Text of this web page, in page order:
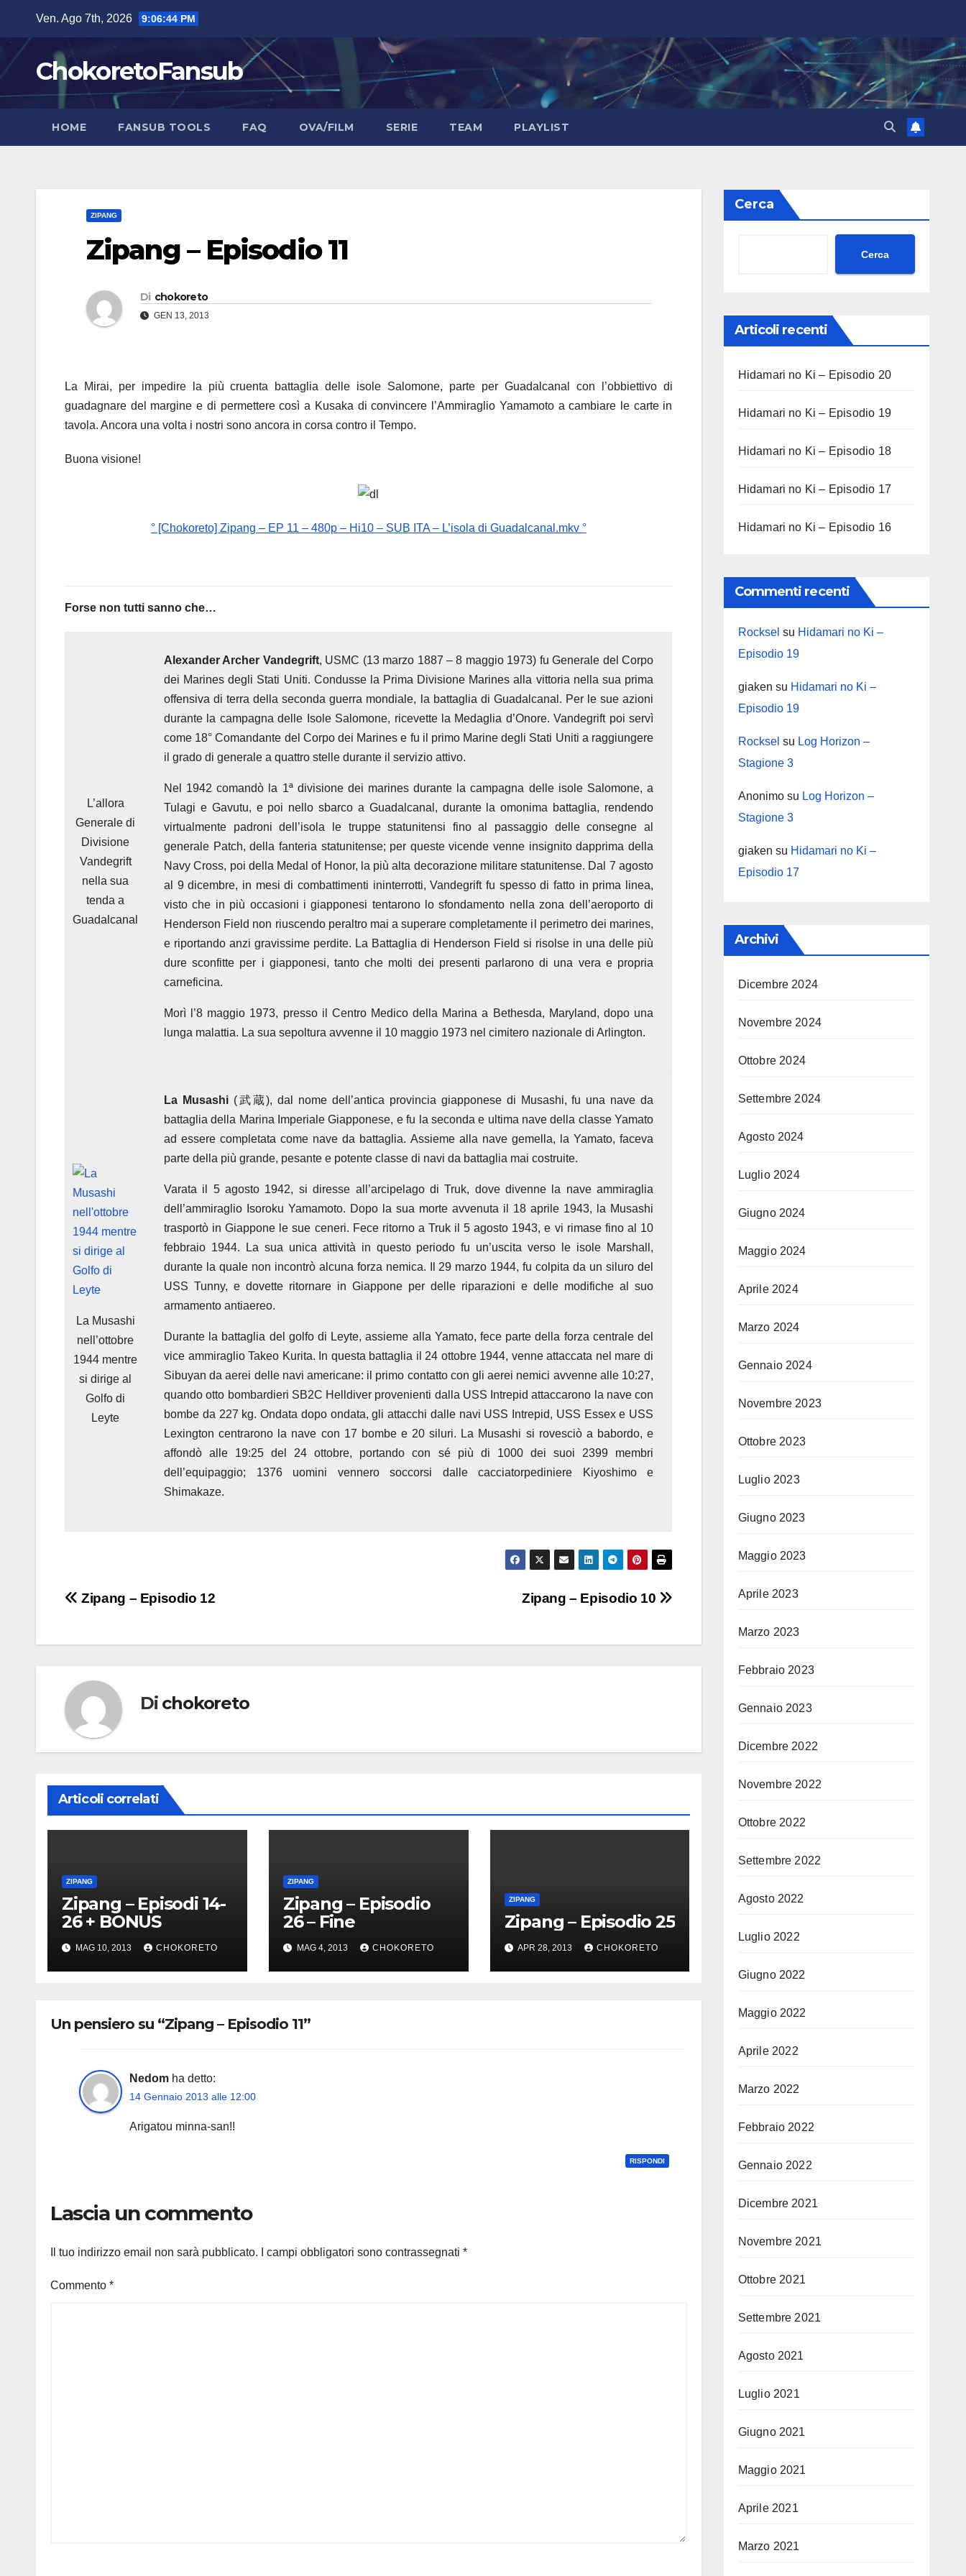
contenuto
Ven. Ago 7th, 2026 9:06:44 PM
ChokoretoFansub
HOME FANSUB TOOLS FAQ OVA/FILM SERIE TEAM PLAYLIST
ZIPANG
Zipang – Episodio 11
Di chokoreto
GEN 13, 2013
La Mirai, per impedire la più cruenta battaglia delle isole Salomone, parte per Guadalcanal con l’obbiettivo di
guadagnare del margine e di permettere così a Kusaka di convincere l’Ammiraglio Yamamoto a cambiare le carte in
tavola. Ancora una volta i nostri sono ancora in corsa contro il Tempo.
Buona visione!
° [Chokoreto] Zipang – EP 11 – 480p – Hi10 – SUB ITA – L’isola di Guadalcanal.mkv °
Forse non tutti sanno che…
L’allora
Generale di
Divisione
Vandegrift
nella sua
tenda a
Guadalcanal
Alexander Archer Vandegrift, USMC (13 marzo 1887 – 8 maggio 1973) fu Generale del Corpo
dei Marines degli Stati Uniti. Condusse la Prima Divisione Marines alla vittoria nella sua prima
offensiva di terra della seconda guerra mondiale, la battaglia di Guadalcanal. Per le sue azioni
durante la campagna delle Isole Salomone, ricevette la Medaglia d’Onore. Vandegrift poi servì
come 18° Comandante del Corpo dei Marines e fu il primo Marine degli Stati Uniti a raggiungere
il grado di generale a quattro stelle durante il servizio attivo.
Nel 1942 comandò la 1ª divisione dei marines durante la campagna delle isole Salomone, a
Tulagi e Gavutu, e poi nello sbarco a Guadalcanal, durante la omonima battaglia, rendendo
virtualmente padroni dell’isola le truppe statunitensi fino al passaggio delle consegne al
generale Patch, della fanteria statunitense; per queste vicende venne insignito dapprima della
Navy Cross, poi della Medal of Honor, la più alta decorazione militare statunitense. Dal 7 agosto
al 9 dicembre, in mesi di combattimenti ininterrotti, Vandegrift fu spesso di fatto in prima linea,
visto che in più occasioni i giapponesi tentarono lo sfondamento nella zona dell’aeroporto di
Henderson Field non riuscendo peraltro mai a superare completamente il perimetro dei marines,
e riportando anzi gravissime perdite. La Battaglia di Henderson Field si risolse in una delle più
dure sconfitte per i giapponesi, tanto che molti dei presenti parlarono di una vera e propria
carneficina.
Morì l’8 maggio 1973, presso il Centro Medico della Marina a Bethesda, Maryland, dopo una
lunga malattia. La sua sepoltura avvenne il 10 maggio 1973 nel cimitero nazionale di Arlington.
La Musashi
nell’ottobre
1944 mentre
si dirige al
Golfo di
Leyte
La Musashi(武蔵), dal nome dell’antica provincia giapponese di Musashi, fu una nave da
battaglia della Marina Imperiale Giapponese, e fu la seconda e ultima nave della classe Yamato
ad essere completata come nave da battaglia. Assieme alla nave gemella, la Yamato, faceva
parte della più grande, pesante e potente classe di navi da battaglia mai costruite.
Varata il 5 agosto 1942, si diresse all’arcipelago di Truk, dove divenne la nave ammiraglia
dell’ammiraglio Isoroku Yamamoto. Dopo la sua morte avvenuta il 18 aprile 1943, la Musashi
trasportò in Giappone le sue ceneri. Fece ritorno a Truk il 5 agosto 1943, e vi rimase fino al 10
febbraio 1944. La sua unica attività in questo periodo fu un’uscita verso le isole Marshall,
durante la quale non incontrò alcuna forza nemica. Il 29 marzo 1944, fu colpita da un siluro del
USS Tunny, e dovette ritornare in Giappone per delle riparazioni e delle modifiche al suo
armamento antiaereo.
Durante la battaglia del golfo di Leyte, assieme alla Yamato, fece parte della forza centrale del
vice ammiraglio Takeo Kurita. In questa battaglia il 24 ottobre 1944, venne attaccata nel mare di
Sibuyan da aerei delle navi americane: il primo contatto con gli aerei nemici avvenne alle 10:27,
quando otto bombardieri SB2C Helldiver provenienti dalla USS Intrepid attaccarono la nave con
bombe da 227 kg. Ondata dopo ondata, gli attacchi dalle navi USS Intrepid, USS Essex e USS
Lexington centrarono la nave con 17 bombe e 20 siluri. La Musashi si rovesciò a babordo, e
affondò alle 19:25 del 24 ottobre, portando con sé più di 1000 dei suoi 2399 membri
dell’equipaggio; 1376 uomini vennero soccorsi dalle cacciatorpediniere Kiyoshimo e
Shimakaze.
Navigazione
Zipang – Episodio 10
Zipang – Episodio 12
Di chokoreto
Articoli correlati
ZIPANG
Zipang – Episodi 14-
26 + BONUS
MAG 10, 2013 CHOKORETO
ZIPANG
Zipang – Episodio
26 – Fine
MAG 4, 2013 CHOKORETO
ZIPANG
Zipang – Episodio 25
APR 28, 2013 CHOKORETO
Un pensiero su “Zipang – Episodio 11”
Nedom ha detto:
14 Gennaio 2013 alle 12:00
Arigatou minna-san!!
RISPONDI
Lascia un commento
Il tuo indirizzo email non sarà pubblicato. I campi obbligatori sono contrassegnati *
Commento *
Cerca
Cerca
Articoli recenti
Hidamari no Ki – Episodio 20
Hidamari no Ki – Episodio 19
Hidamari no Ki – Episodio 18
Hidamari no Ki – Episodio 17
Hidamari no Ki – Episodio 16
Commenti recenti
Rocksel su Hidamari no Ki –
Episodio 19
giaken su Hidamari no Ki –
Episodio 19
Rocksel su Log Horizon –
Stagione 3
Anonimosu Log Horizon –
Stagione 3
giaken su Hidamari no Ki –
Episodio 17
Archivi
Dicembre 2024
Novembre 2024
Ottobre 2024
Settembre 2024
Agosto 2024
Luglio 2024
Giugno 2024
Maggio 2024
Aprile 2024
Marzo 2024
Gennaio 2024
Novembre 2023
Ottobre 2023
Luglio 2023
Giugno 2023
Maggio 2023
Aprile 2023
Marzo 2023
Febbraio 2023
Gennaio 2023
Dicembre 2022
Novembre 2022
Ottobre 2022
Settembre 2022
Agosto 2022
Luglio 2022
Giugno 2022
Maggio 2022
Aprile 2022
Marzo 2022
Febbraio 2022
Gennaio 2022
Dicembre 2021
Novembre 2021
Ottobre 2021
Settembre 2021
Agosto 2021
Luglio 2021
Giugno 2021
Maggio 2021
Aprile 2021
Marzo 2021